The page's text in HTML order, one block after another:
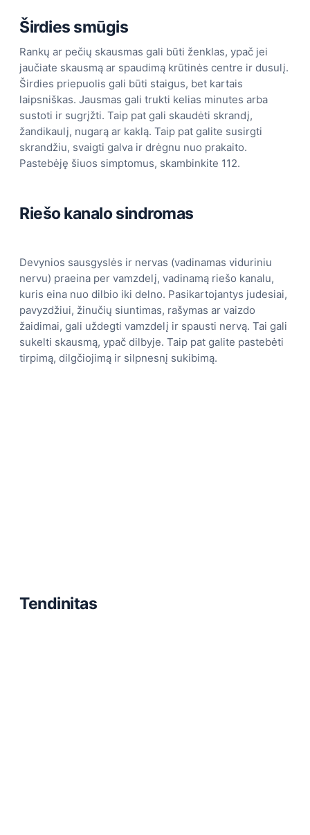
Širdies smūgis
Rankų ar pečių skausmas gali būti ženklas, ypač jei
jaučiate skausmą ar spaudimą krūtinės centre ir dusulį.
Širdies priepuolis gali būti staigus, bet kartais
laipsniškas. Jausmas gali trukti kelias minutes arba
sustoti ir sugrįžti. Taip pat gali skaudėti skrandį,
žandikaulį, nugarą ar kaklą. Taip pat galite susirgti
skrandžiu, svaigti galva ir drėgnu nuo prakaito.
Pastebėję šiuos simptomus, skambinkite 112.
Riešo kanalo sindromas
Devynios sausgyslės ir nervas (vadinamas viduriniu
nervu) praeina per vamzdelį, vadinamą riešo kanalu,
kuris eina nuo dilbio iki delno. Pasikartojantys judesiai,
pavyzdžiui, žinučių siuntimas, rašymas ar vaizdo
žaidimai, gali uždegti vamzdelį ir spausti nervą. Tai gali
sukelti skausmą, ypač dilbyje. Taip pat galite pastebėti
tirpimą, dilgčiojimą ir silpnesnį sukibimą.
Tendinitas